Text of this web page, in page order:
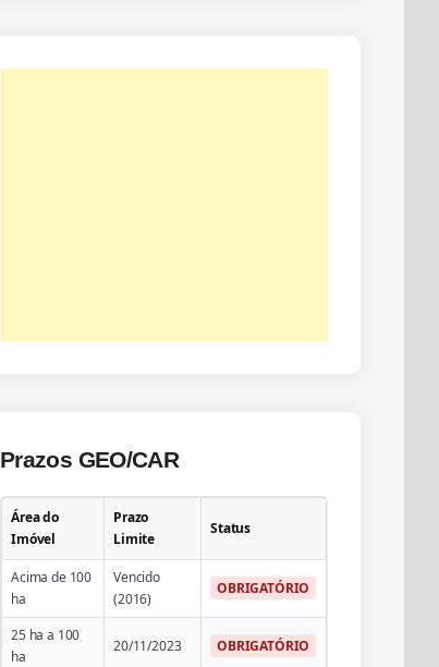
Prazos GEO/CAR
Área do
Imóvel
Prazo
Limite
Status
Acima de 100
ha
Vencido
(2016)
OBRIGATÓRIO
25 ha a 100
ha
20/11/2023 OBRIGATÓRIO